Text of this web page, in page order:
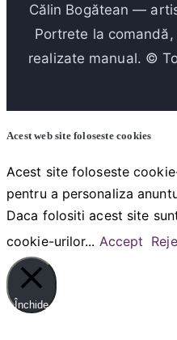
Călin Bogătean —
Portrete la
realizate manual. ©
Acest web site foloseste cookies
Acest site foloseste
pentru a personaliza
Daca folositi acest site
cookie-urilor... Accept
Închide